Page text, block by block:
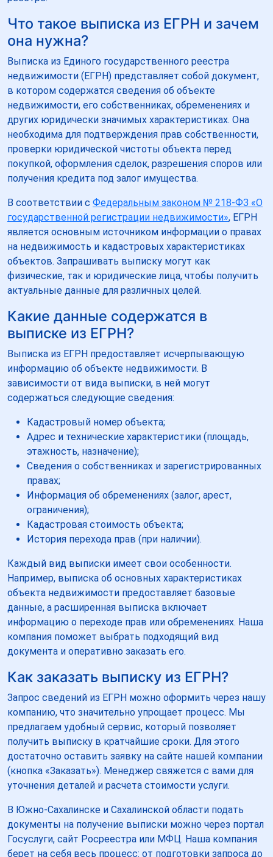
Что такое выписка из ЕГРН и зачем
она нужна?
Выписка из Единого государственного реестра
недвижимости (ЕГРН) представляет собой документ,
в котором содержатся сведения об объекте
недвижимости, его собственниках, обременениях и
других юридически значимых характеристиках. Она
необходима для подтверждения прав собственности,
проверки юридической чистоты объекта перед
покупкой, оформления сделок, разрешения споров или
получения кредита под залог имущества.
В соответствии с Федеральным законом № 218-ФЗ «О
государственной регистрации недвижимости», ЕГРН
является основным источником информации о правах
на недвижимость и кадастровых характеристиках
объектов. Запрашивать выписку могут как
физические, так и юридические лица, чтобы получить
актуальные данные для различных целей.
Какие данные содержатся в
выписке из ЕГРН?
Выписка из ЕГРН предоставляет исчерпывающую
информацию об объекте недвижимости. В
зависимости от вида выписки, в ней могут
содержаться следующие сведения:
Кадастровый номер объекта;
Адрес и технические характеристики (площадь,
этажность, назначение);
Сведения о собственниках и зарегистрированных
правах;
Информация об обременениях (залог, арест,
ограничения);
Кадастровая стоимость объекта;
История перехода прав (при наличии).
Каждый вид выписки имеет свои особенности.
Например, выписка об основных характеристиках
объекта недвижимости предоставляет базовые
данные, а расширенная выписка включает
информацию о переходе прав или обременениях. Наша
компания поможет выбрать подходящий вид
документа и оперативно заказать его.
Как заказать выписку из ЕГРН?
Запрос сведений из ЕГРН можно оформить через нашу
компанию, что значительно упрощает процесс. Мы
предлагаем удобный сервис, который позволяет
получить выписку в кратчайшие сроки. Для этого
достаточно оставить заявку на сайте нашей компании
(кнопка «Заказать»). Менеджер свяжется с вами для
уточнения деталей и расчета стоимости услуги.
В Южно-Сахалинске и Сахалинской области подать
документы на получение выписки можно через портал
Госуслуги, сайт Росреестра или МФЦ. Наша компания
берет на себя весь процесс: от подготовки запроса до